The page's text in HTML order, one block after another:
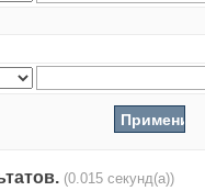
(0.015 секунд(а))